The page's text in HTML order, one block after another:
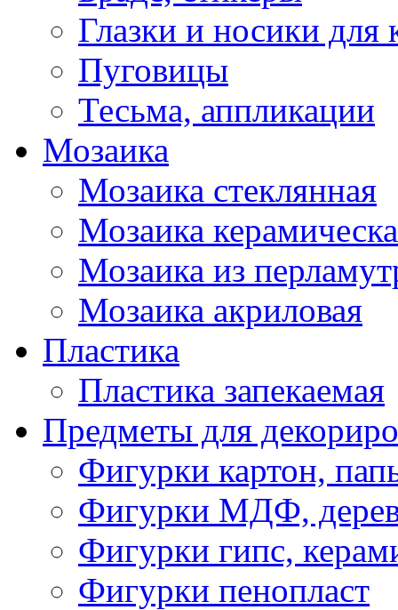
Глазки и носики для
Пуговицы
Тесьма, аппликации
Мозаика
Мозаика стеклянная
Мозаика
Мозаика из
Мозаика акриловая
Пластика
Пластика запекаемая
Предметы для
Фигурки картон,
Фигурки МДФ,
Фигурки гипс,
Фигурки пенопласт